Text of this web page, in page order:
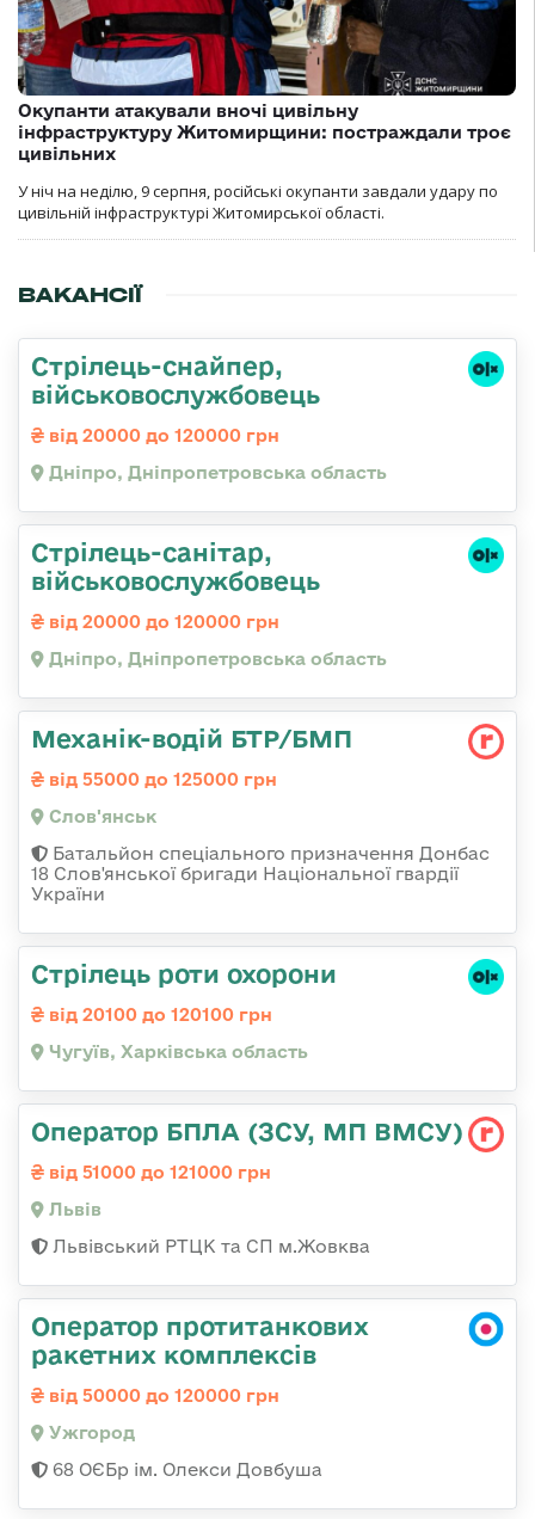
Окупанти атакували вночі цивільну
інфраструктуру Житомирщини: постраждали троє
цивільних
У ніч на неділю, 9 серпня, російські окупанти завдали удару по
цивільній інфраструктурі Житомирської області.
ВАКАНСІЇ
Стрілець-снайпер,
військовослужбовець
від 20000 до 120000 грн
Дніпро, Дніпропетровська область
Стрілець-санітар,
військовослужбовець
від 20000 до 120000 грн
Дніпро, Дніпропетровська область
Механік-водій БТР/БМП
від 55000 до 125000 грн
Слов'янськ
Батальйон спеціального призначення Донбас
18 Слов'янської бригади Національної гвардії
України
Стрілець роти охорони
від 20100 до 120100 грн
Чугуїв, Харківська область
Оператор БПЛА (ЗСУ, МП ВМСУ)
від 51000 до 121000 грн
Львів
Львівський РТЦК та СП м.Жовква
Оператор протитанкових
ракетних комплексів
від 50000 до 120000 грн
Ужгород
68 ОЄБр ім. Олекси Довбуша